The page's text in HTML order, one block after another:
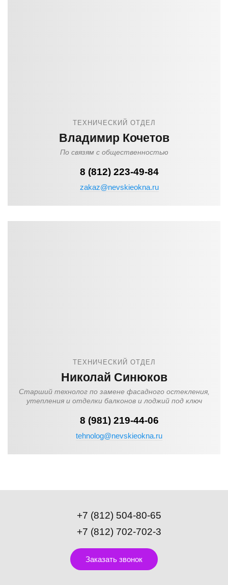
ТЕХНИЧЕСКИЙ ОТДЕЛ
Владимир Кочетов
По связям с общественностью
8 (812) 223-49-84
zakaz@nevskieokna.ru
ТЕХНИЧЕСКИЙ ОТДЕЛ
Николай Синюков
Старший технолог по замене фасадного остекления,
утепления и отделки балконов и лоджий под ключ
8 (981) 219-44-06
tehnolog@nevskieokna.ru
+7 (812) 504-80-65
+7 (812) 702-702-3
Заказать звонок